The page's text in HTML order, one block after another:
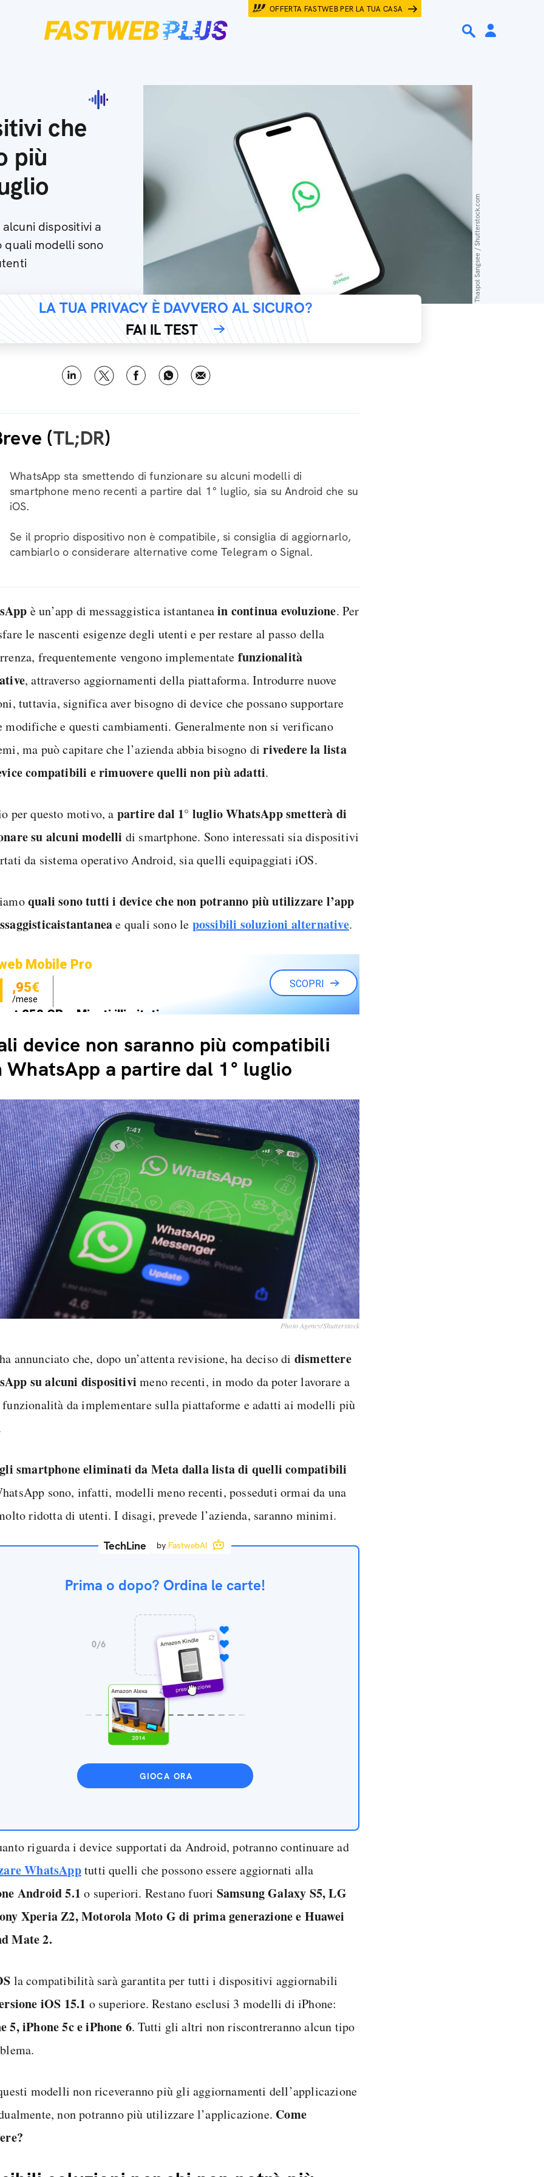
OFFERTA FASTWEB PER LA TUA CASA
che
più
dispositivi a
modelli sono
Thaspol Sangsee / Shutterstock.com
LA TUA PRIVACY È DAVVERO AL SICURO?
FAI IL TEST
(TL;DR)
WhatsApp sta smettendo di funzionare su alcuni modelli di
smartphone meno recenti a partire dal 1° luglio, sia su Android che su
iOS.
Se il proprio dispositivo non è compatibile, si consiglia di aggiornarlo,
cambiarlo o considerare alternative come Telegram o Signal.
è un’app di messaggistica istantaneain continua evoluzione. Per
le nascenti esigenze degli utenti e per restare al passo della
frequentemente vengono implementate funzionalità
, attraverso aggiornamenti della piattaforma. Introdurre nuove
tuttavia, significa aver bisogno di device che possano supportare
modifiche e questi cambiamenti. Generalmente non si verificano
ma può capitare che l’azienda abbia bisogno dirivedere la lista
compatibili e rimuovere quelli non più adatti.
per questo motivo, a partire dal 1° luglio WhatsApp smetterà di
su alcuni modelli di smartphone. Sono interessati sia dispositivi
da sistema operativo Android, sia quelli equipaggiati iOS.
quali sono tutti i device che non potranno più utilizzare l’app
istantaneae quali sono le possibili soluzioni alternative.
Mobile Pro
,95€
/mese
250 GB e Minuti illimitati
SCOPRI
device non saranno più compatibili
WhatsApp a partire dal 1° luglio
Photo Agency/Shutterstock
annunciato che, dopo un’attenta revisione, ha deciso di dismettere
su alcuni dispositivi meno recenti, in modo da poter lavorare a
funzionalità da implementare sulla piattaforme e adatti ai modelli più
smartphone eliminati da Meta dalla lista di quelli compatibili
sono, infatti, modelli meno recenti, posseduti ormai da una
ridotta di utenti. I disagi, prevede l’azienda, saranno minimi.
TechLine by FastwebAI
Prima o dopo? Ordina le carte!
GIOCA ORA
riguarda i device supportati da Android, potranno continuare ad
WhatsApptutti quelli che possono essere aggiornati alla
Android 5.1 o superiori. Restano fuori Samsung Galaxy S5, LG
Xperia Z2, Motorola Moto G di prima generazione e Huawei
Mate 2.
la compatibilità sarà garantita per tutti i dispositivi aggiornabili
iOS 15.1 o superiore. Restano esclusi 3 modelli di iPhone:
5, iPhone 5c e iPhone 6. Tutti gli altri non riscontreranno alcun tipo
modelli non riceveranno più gli aggiornamenti dell’applicazione
non potranno più utilizzare l’applicazione. Come